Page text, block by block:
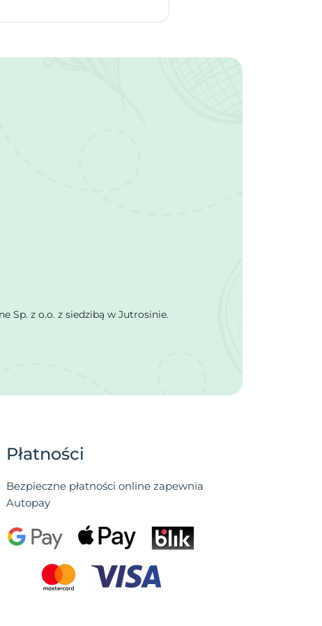
Sp. z o.o. z siedzibą w Jutrosinie.
Płatności
Bezpieczne płatności online zapewnia
Autopay